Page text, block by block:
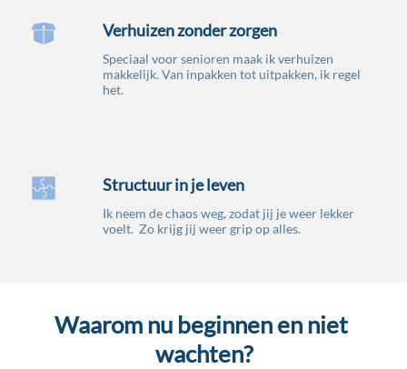
Verhuizen zonder zorgen
Speciaal voor senioren maak ik verhuizen
makkelijk. Van inpakken tot uitpakken, ik regel
het.
Structuur in je leven
Ik neem de chaos weg, zodat jij je weer lekker
voelt.  Zo krijg jij weer grip op alles.
Waarom nu beginnen en niet
wachten?